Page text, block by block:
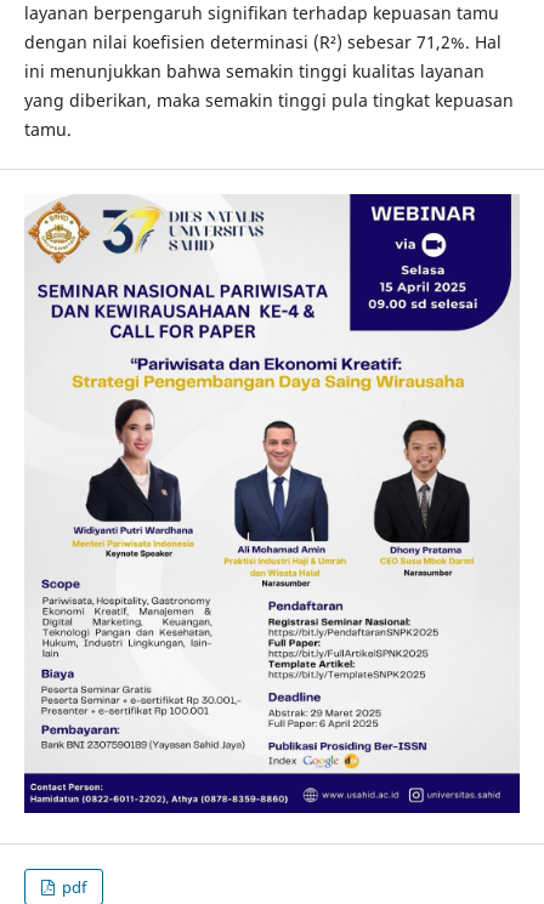
layanan berpengaruh signifikan terhadap kepuasan tamu
dengan nilai koefisien determinasi (R²) sebesar 71,2%. Hal
ini menunjukkan bahwa semakin tinggi kualitas layanan
yang diberikan, maka semakin tinggi pula tingkat kepuasan
tamu.
pdf